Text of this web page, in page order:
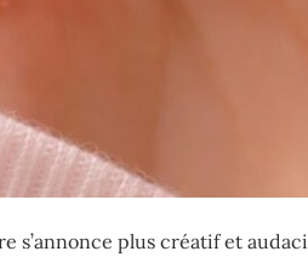
s’annonce plus créatif et